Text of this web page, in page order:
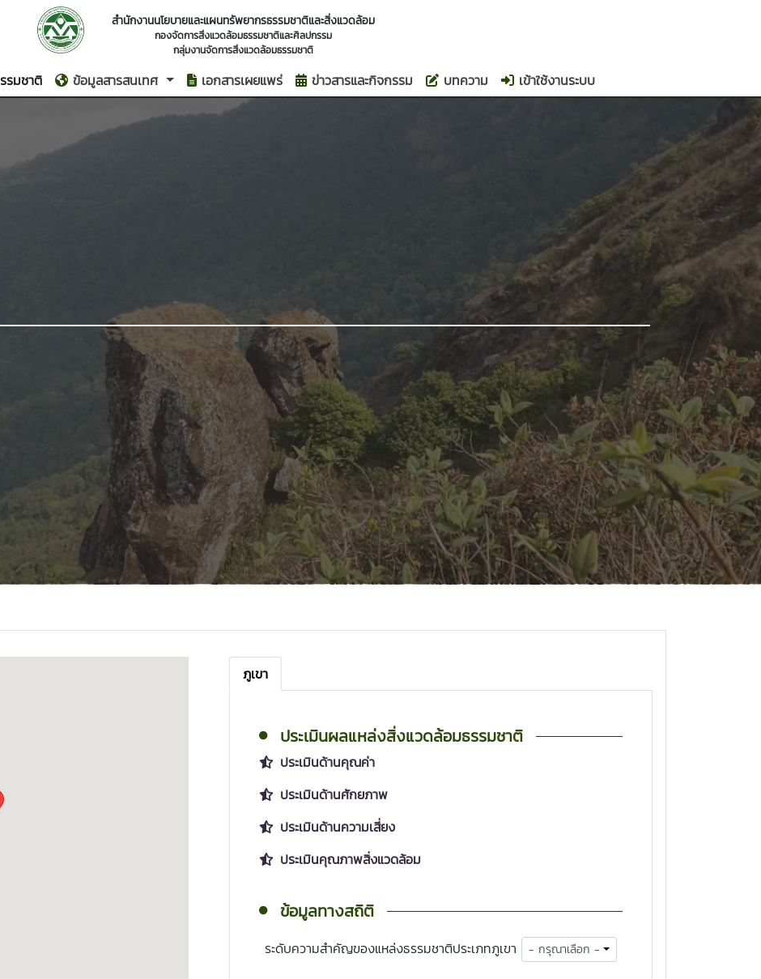
สำนักงานนโยบายและแผนทรัพยากรธรรมชาติและสิ่งแวดล้อม
กองจัดการสิ่งแวดล้อมธรรมชาติและศิลปกรรม
กลุ่มงานจัดการสิ่งแวดล้อมธรรมชาติ
รมชาติ ข้อมูลสารสนเทศ เอกสารเผยแพร่ ข่าวสารและกิจกรรม บทความ เข้าใช้งานระบบ
ภูเขา
ประเมินผลแหล่งสิ่งแวดล้อมธรรมชาติ
ประเมินด้านคุณค่า
ประเมินด้านศักยภาพ
ประเมินด้านความเสี่ยง
ประเมินคุณภาพสิ่งแวดล้อม
ข้อมูลทางสถิติ
ระดับความสำคัญของแหล่งธรรมชาติประเภทภูเขา - กรุณาเลือก -